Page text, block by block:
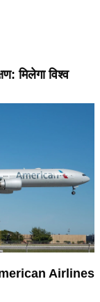
मिलेगा विश्व
Airlines